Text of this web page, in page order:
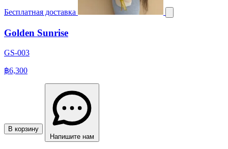
Бесплатная доставка
Golden Sunrise
GS-003
฿6,300
В корзину
Напишите нам